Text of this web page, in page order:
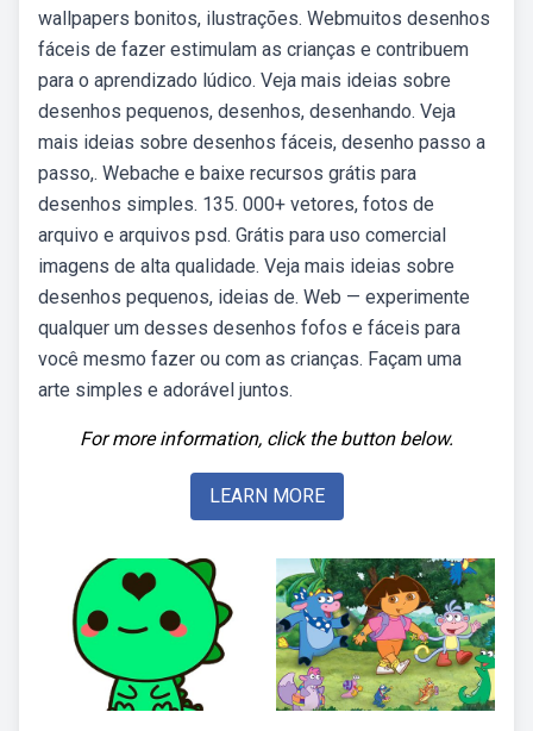
wallpapers bonitos, ilustrações. Webmuitos desenhos
fáceis de fazer estimulam as crianças e contribuem
para o aprendizado lúdico. Veja mais ideias sobre
desenhos pequenos, desenhos, desenhando. Veja
mais ideias sobre desenhos fáceis, desenho passo a
passo,. Webache e baixe recursos grátis para
desenhos simples. 135. 000+ vetores, fotos de
arquivo e arquivos psd. Grátis para uso comercial
imagens de alta qualidade. Veja mais ideias sobre
desenhos pequenos, ideias de. Web — experimente
qualquer um desses desenhos fofos e fáceis para
você mesmo fazer ou com as crianças. Façam uma
arte simples e adorável juntos.
For more information, click the button below.
LEARN MORE